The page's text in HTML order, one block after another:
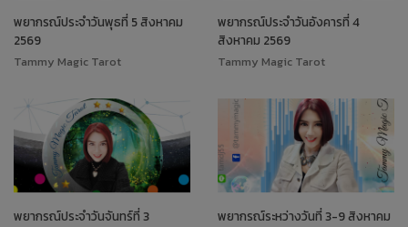
พยากรณ์ประจำวันพุธที่ 5 สิงหาคม
2569
Tammy Magic Tarot
พยากรณ์ประจำวันอังคารที่ 4
สิงหาคม 2569
Tammy Magic Tarot
พยากรณ์ประจำวันจันทร์ที่ 3
พยากรณ์ระหว่างวันที่ 3-9 สิงหาคม